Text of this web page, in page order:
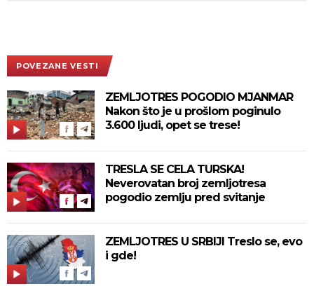
POVEZANE VESTI
ZEMLJOTRES POGODIO MJANMAR
Nakon što je u prošlom poginulo
3.600 ljudi, opet se trese!
TRESLA SE CELA TURSKA!
Neverovatan broj zemljotresa
pogodio zemlju pred svitanje
ZEMLJOTRES U SRBIJI Treslo se, evo
i gde!